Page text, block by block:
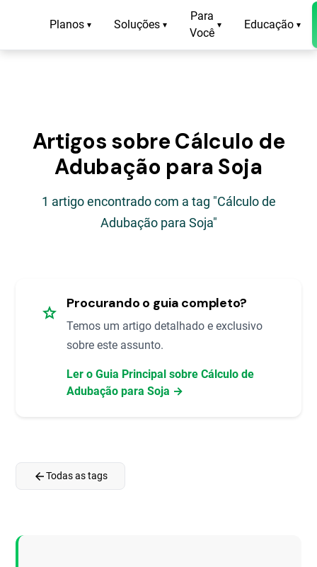
Planos ▾ Soluções ▾
Para
Você
▾ Educação ▾
Artigos sobre Cálculo de
Adubação para Soja
1 artigo encontrado com a tag "Cálculo de
Adubação para Soja"
star Procurando o guia completo?
Temos um artigo detalhado e exclusivo
sobre este assunto.
Ler o Guia Principal sobre Cálculo de
Adubação para Soja →
arrow_backTodas as tags